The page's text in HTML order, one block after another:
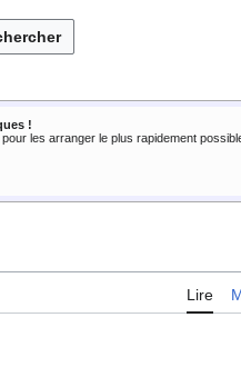
!
les arranger le plus rapidement
Lire